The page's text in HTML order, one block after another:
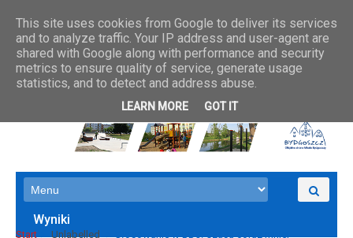
Wyniki
Start Unlabelled Głosowanie w BBO. Czasu coraz mniej
This site uses cookies from Google to deliver its services
and to analyze traffic. Your IP address and user-agent are
shared with Google along with performance and security
metrics to ensure quality of service, generate usage
statistics, and to detect and address abuse.
LEARN MORE GOT IT